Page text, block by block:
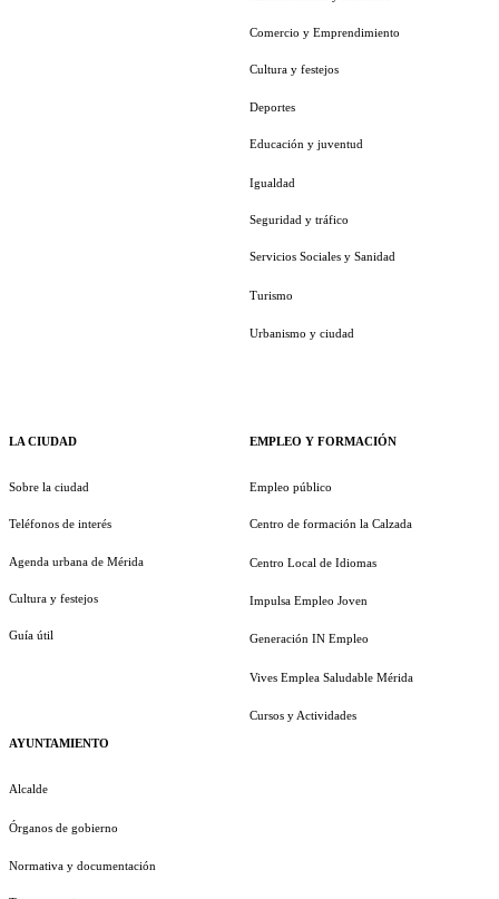
LA CIUDAD
Sobre la ciudad
Teléfonos de interés
Agenda urbana de Mérida
Cultura y festejos
Guía útil
AYUNTAMIENTO
Alcalde
Órganos de gobierno
Normativa y documentación
Comercio y Emprendimiento
Cultura y festejos
Deportes
Educación y juventud
Igualdad
Seguridad y tráfico
Servicios Sociales y Sanidad
Turismo
Urbanismo y ciudad
EMPLEO Y FORMACIÓN
Empleo público
Centro de formación la Calzada
Centro Local de Idiomas
Impulsa Empleo Joven
Generación IN Empleo
Vives Emplea Saludable Mérida
Cursos y Actividades